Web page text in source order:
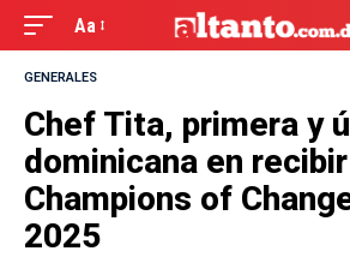
Aa
GENERALES
Chef Tita, primera y
dominicana en
Champions of
2025